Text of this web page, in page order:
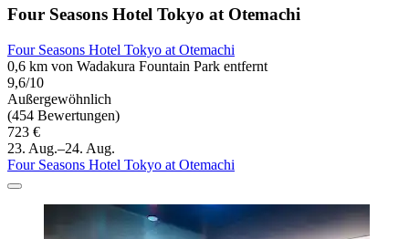
Four Seasons Hotel Tokyo at Otemachi
Four Seasons Hotel Tokyo at Otemachi
0,6 km von Wadakura Fountain Park entfernt
9,6/10
Außergewöhnlich
(454 Bewertungen)
723 €
23. Aug.–24. Aug.
Four Seasons Hotel Tokyo at Otemachi